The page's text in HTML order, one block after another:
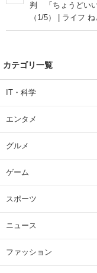
判 「ちょうどいい
（1/5） | ライフ
カテゴリ一覧
IT・科学
エンタメ
グルメ
ゲーム
スポーツ
ニュース
ファッション